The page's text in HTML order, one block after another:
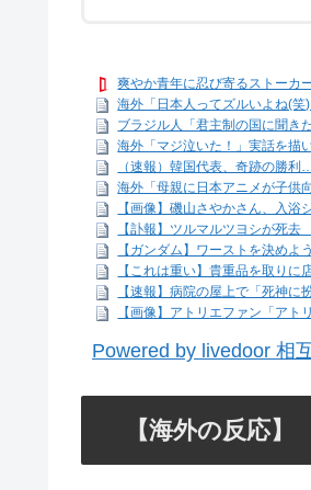
爽やか青年に忍び寄るストーカ
海外「日本人ってズルいよね(
ブラジル人「君主制の国に聞き
海外「マジ泣いた！」実話を描
（速報）韓国代表、奇跡の勝
海外「母親に日本アニメが子供
【画像】磯山さやかさん、入
【訃報】ツルマルツヨシが死
【ガンダム】ワーストを決め
【これは重い】貴重品を取り
【速報】病院の屋上で「死神
【画像】アトリエファン「ア
Powered by livedoor 相
【海外の反応】